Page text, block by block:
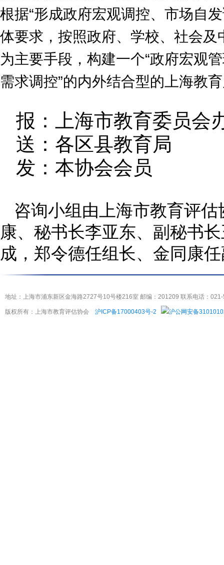
根据“形成政府宏观调控、市场自
体要求，按照政府、学校、社会
为主要手段，构建一个“政府宏观
需求调控”的内外结合型的上海教
报：上海市教育委员会
送：各区县教育局
发：本协会会
咨询小组由上海市教育评
康、秘书长李亚东、副秘书
成，郑令德任组长、金同康
地址：上海市浦东新区金海路2727号10号楼216室 邮编：201209 联系电话：
版权所有：上海市教育评估协会 沪ICP备17000403号-2 沪公网安备